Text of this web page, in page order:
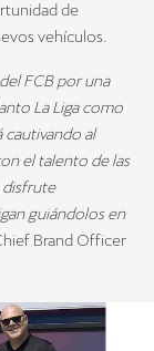
de
vehículos.
FCB por una
La Liga como
cautivando al
el talento de las
disfrute
guiándolos en
Brand Officer